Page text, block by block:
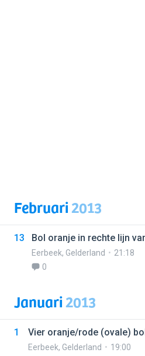
Februari2013
13 Bol oranje in rechte lijn
Eerbeek, Gelderland
21:18
0
Januari2013
1 Vier oranje/rode (ovale)
Eerbeek, Gelderland
19:00